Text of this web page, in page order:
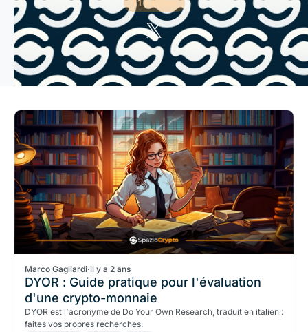
11 articles
Marco Gagliardi·il y a 2 ans
DYOR : Guide pratique pour l'évaluation
d'une crypto-monnaie
DYOR est l'acronyme de Do Your Own Research, traduit en italien :
faites vos propres recherches.